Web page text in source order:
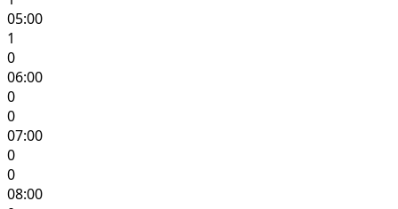
05:00
1
0
06:00
0
0
07:00
0
0
08:00